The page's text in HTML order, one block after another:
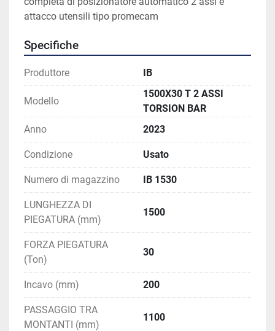
attacco utensili tipo promecam
Specifiche
Produttore IB
Modello
1500X30 T 2 ASSI
TORSION BAR
Anno
2023
Condizione Usato
Numero di magazzino IB 1530
LUNGHEZZA DI
PIEGATURA (mm)
1500
FORZA PIEGATURA
(Ton)
30
Incavo (mm) 200
PASSAGGIO TRA
MONTANTI (mm)
1100